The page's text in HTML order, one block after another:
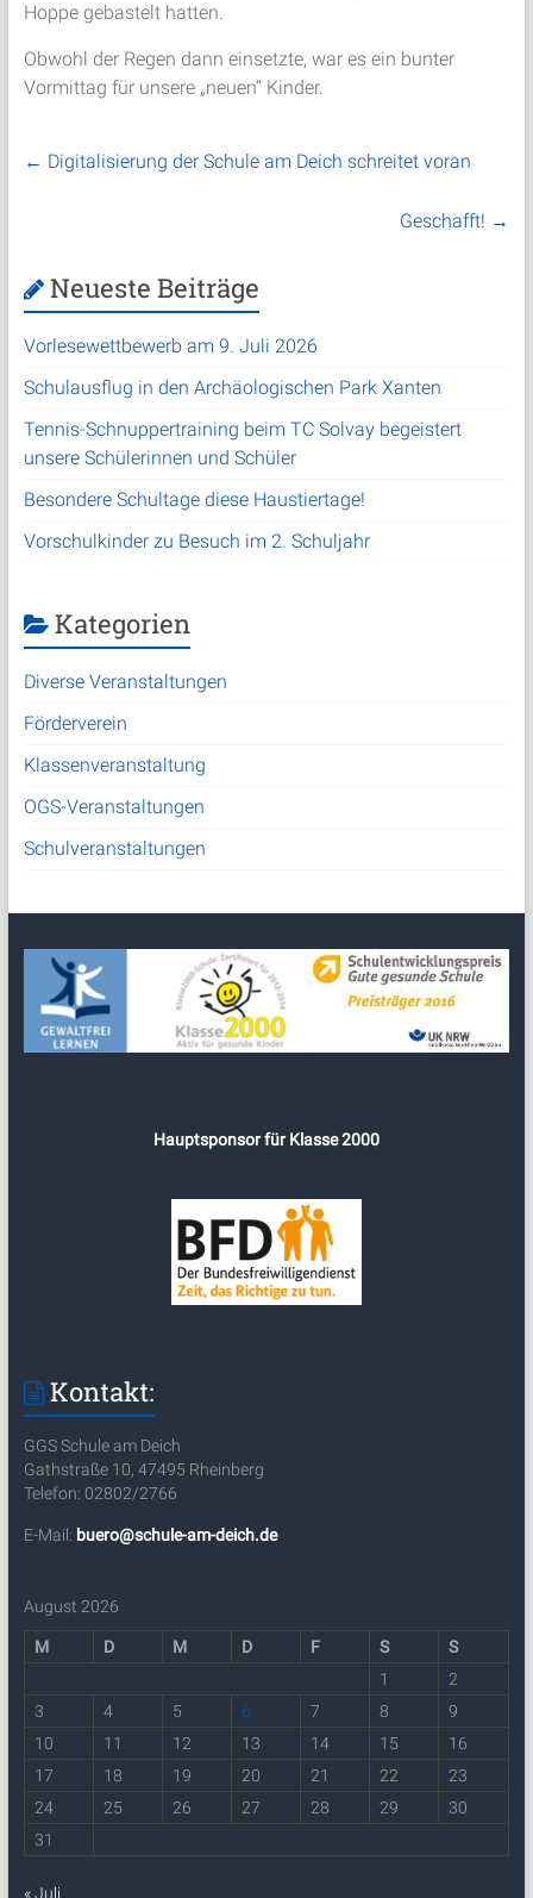
Hoppe gebastelt hatten.
Obwohl der Regen dann einsetzte, war es ein bunter
Vormittag für unsere „neuen“ Kinder.
← Digitalisierung der Schule am Deich schreitet voran
Geschafft! →
Neueste Beiträge
Vorlesewettbewerb am 9. Juli 2026
Schulausflug in den Archäologischen Park Xanten
Tennis-Schnuppertraining beim TC Solvay begeistert
unsere Schülerinnen und Schüler
Besondere Schultage diese Haustiertage!
Vorschulkinder zu Besuch im 2. Schuljahr
Kategorien
Diverse Veranstaltungen
Förderverein
Klassenveranstaltung
OGS-Veranstaltungen
Schulveranstaltungen
Hauptsponsor für Klasse 2000
Kontakt:
GGS Schule am Deich
Gathstraße 10, 47495 Rheinberg
Telefon: 02802/2766
E-Mail: buero@schule-am-deich.de
August 2026
M D M D F S
S
1
2
3
4 5 6 7 8
9
10
11 12 13 14 15
16
17
18 19 20 21 22
23
24
25 26 27 28 29
30
31
« Juli